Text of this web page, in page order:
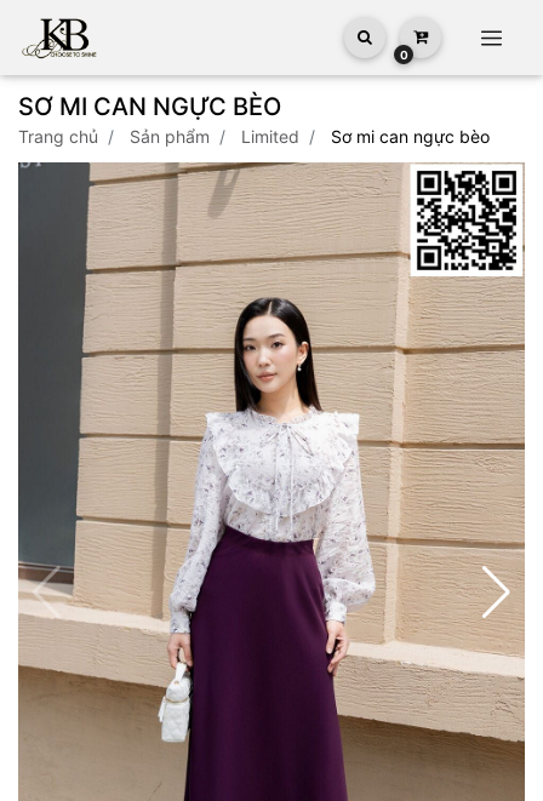
0
SƠ MI CAN NGỰC BÈO
trang chủ sản phẩm limited sơ mi can ngực bèo